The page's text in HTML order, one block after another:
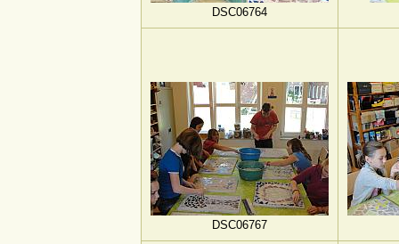
DSC06764
DSC06767